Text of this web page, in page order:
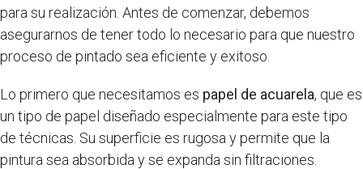
para su realización. Antes de comenzar, debemos
asegurarnos de tener todo lo necesario para que nuestro
proceso de pintado sea eficiente y exitoso.
Lo primero que necesitamos es papel de acuarela, que es
un tipo de papel diseñado especialmente para este tipo
de técnicas. Su superficie es rugosa y permite que la
pintura sea absorbida y se expanda sin filtraciones.